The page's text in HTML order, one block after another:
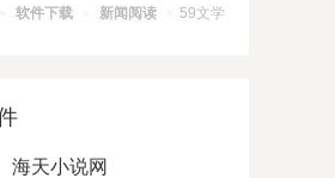
版
> 软件下载 > 新闻阅读 > 59文学
海天小说网